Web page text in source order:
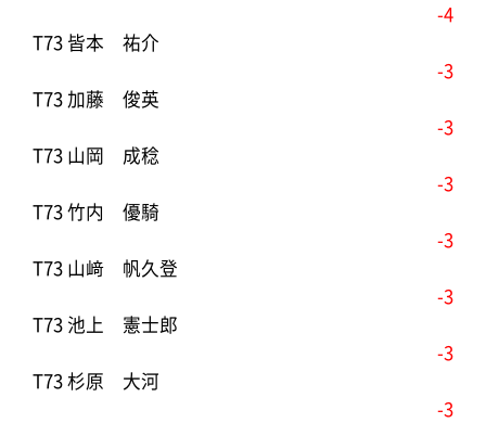
-4
T73 皆本 祐介
-3
T73 加藤 俊英
-3
T73 山岡 成稔
-3
T73 竹内 優騎
-3
T73 山﨑 帆久登
-3
T73 池上 憲士郎
-3
T73 杉原 大河
-3